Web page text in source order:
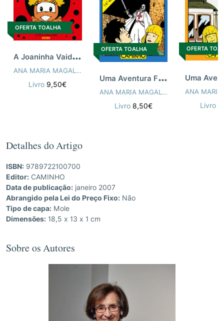
OFERTA TOALHA
A
Joaninha Vaidosa
ANA MARIA MAGALHÃES
Livro 9,50€
OFERTA TOALHA
U
ma Aventura Fantástica
ANA MARIA MAGALHÃES
ISABEL
Livro 8,50€
OFERTA
Livro
Detalhes do Artigo
ISBN: 9789722100700
Editor: CAMINHO
Data de publicação: janeiro 2007
Abrangido pela Lei do Preço Fixo: Não
Tipo de capa: Mole
Dimensões: 18,5 x 13 x 1 cm
Sobre os Autores